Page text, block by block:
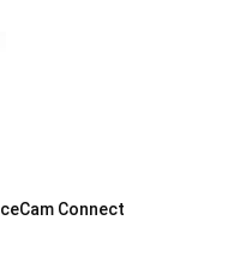
Connect